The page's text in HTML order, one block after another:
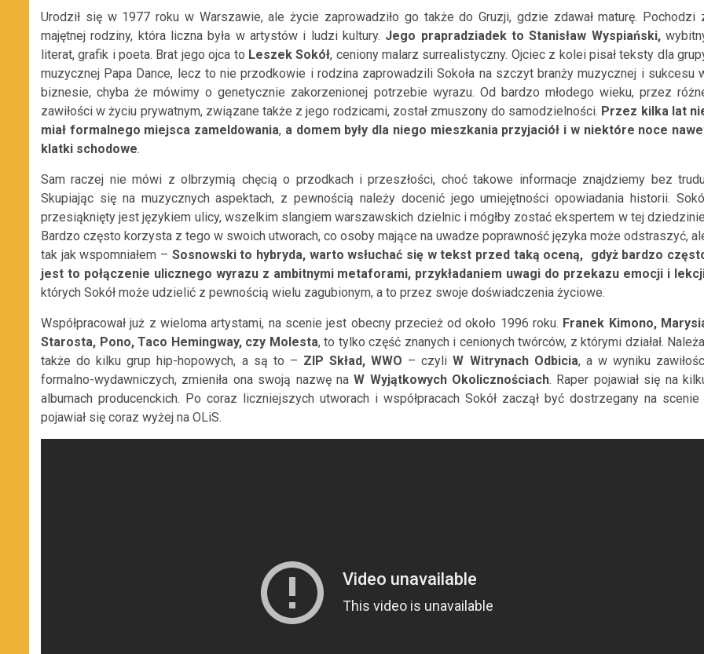
Urodził się w 1977 roku w Warszawie, ale życie zaprowadziło go także do Gruzji, gdzie zdawał maturę. Pochodzi
majętnej rodziny, która liczna była w artystów i ludzi kultury. Jego prapradziadek to Stanisław Wyspiański,
literat, grafik i poeta. Brat jego ojca to Leszek Sokół, ceniony malarz surrealistyczny. Ojciec z kolei pisał teksty dla
muzycznej Papa Dance, lecz to nie przodkowie i rodzina zaprowadzili Sokoła na szczyt branży muzycznej i sukcesu
biznesie, chyba że mówimy o genetycznie zakorzenionej potrzebie wyrazu. Od bardzo młodego wieku, przez
zawiłości w życiu prywatnym, związane także z jego rodzicami, został zmuszony do samodzielności. Przez kilka lat
miał formalnego miejsca zameldowania, a domem były dla niego mieszkania przyjaciół i w niektóre noce
klatki schodowe.
Sam raczej nie mówi z olbrzymią chęcią o przodkach i przeszłości, choć takowe informacje znajdziemy bez
Skupiając się na muzycznych aspektach, z pewnością należy docenić jego umiejętności opowiadania historii.
przesiąknięty jest językiem ulicy, wszelkim slangiem warszawskich dzielnic i mógłby zostać ekspertem w tej
Bardzo często korzysta z tego w swoich utworach, co osoby mające na uwadze poprawność języka może odstraszyć,
tak jak wspomniałem – Sosnowski to hybryda, warto wsłuchać się w tekst przed taką oceną, gdyż bardzo
jest to połączenie ulicznego wyrazu z ambitnymi metaforami, przykładaniem uwagi do przekazu emocji i
których Sokół może udzielić z pewnością wielu zagubionym, a to przez swoje doświadczenia życiowe.
Współpracował już z wieloma artystami, na scenie jest obecny przecież od około 1996 roku. Franek Kimono,
Starosta, Pono, Taco Hemingway, czy Molesta, to tylko część znanych i cenionych twórców, z którymi działał.
także do kilku grup hip-hopowych, a są to – ZIP Skład, WWO – czyli W Witrynach Odbicia, a w wyniku
formalno-wydawniczych, zmieniła ona swoją nazwę naW Wyjątkowych Okolicznościach. Raper pojawiał się na
albumach producenckich. Po coraz liczniejszych utworach i współpracach Sokół zaczął być dostrzegany na scenie
pojawiał się coraz wyżej na OLiS.